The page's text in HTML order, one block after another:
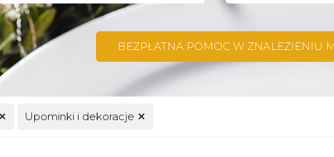
BEZPŁATNA POMOC W ZNALEZIENIU
✕ Upominki i dekoracje ✕